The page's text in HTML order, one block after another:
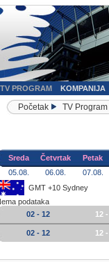
TV PROGRAM KOMPANIJA
Početak TV Program
Sreda Četvrtak Petak
05.08.
06.08. 07.08.
GMT +10 Sydney
podataka
02 - 12
12
02 - 12 12